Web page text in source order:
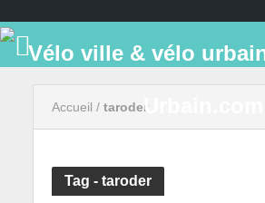
Accueil / taroder
Tag - taroder